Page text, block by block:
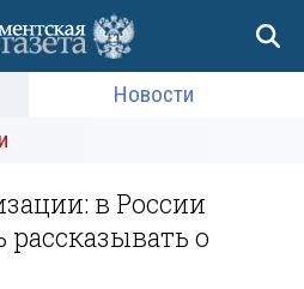
Новости
в России
рассказывать о